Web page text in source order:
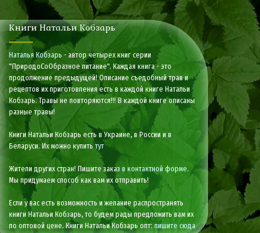
Книги Натальи Кобзарь
Наталья Кобзарь - автор четырех книг серии
"ПриродоСоОбразное питание". Каждая книга - это
продолжение предыдущей! Описание съедобный трав и
рецептов их приготовления есть в каждой книге Натальи
Кобзарь. Травы не повторяются!!! В каждой книге описаны
разные травы!
Книги Натальи Кобзарь есть в Украине, в России и в
Беларуси. Их можно купить тут
Жители других стран! Пишите заказ в контактной форме.
Мы придумаем способ как вам их отправить!
Если у вас есть возможность и желание распространять
книги Натальи Кобзарь, то будем рады предложить вам их
по оптовой цене. Книги Натальи Кобзарь опт:пишите сюда